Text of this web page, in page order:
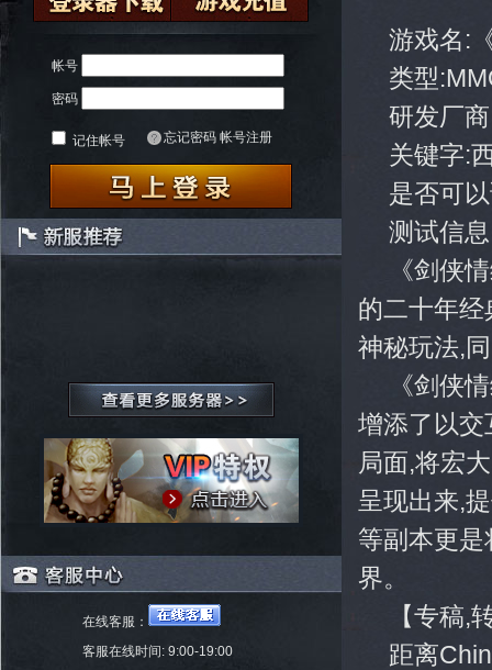
帐号
密码
记住帐号 忘记密码 帐号注册
在线客服：
客服在线时间: 9:00-19:00
游戏名:
类型
研发厂
关键字:
是否可
测试信
《剑侠
的二十年
神秘玩法,
《剑侠
增添了以
局面,将宏
呈现出来,
等副本更
界。
【专稿,
距离